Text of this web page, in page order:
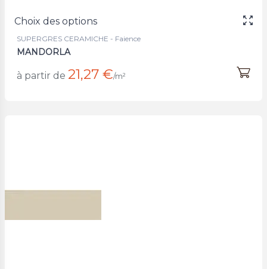
Choix des options
SUPERGRES CERAMICHE - Faience
MANDORLA
à partir de 21,27 €/m²